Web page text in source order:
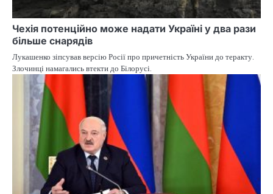
Чехія потенційно може надати Україні у два рази
більше снарядів
Лукашенко зіпсував версію Росії про причетність України до теракту.
Злочинці намагались втекти до Білорусі.